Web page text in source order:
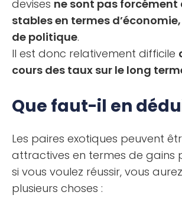
devises ne sont pas forcément
stables en termes
de politique.
Il est donc relativement difficile
cours des taux sur le long
Que faut-il en
Les paires exotiques peuvent
attractives en termes de gains
si vous voulez réussir, vous
plusieurs choses :